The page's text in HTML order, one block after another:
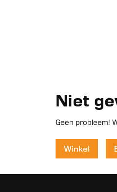
Niet
Geen probleem!
Winkel